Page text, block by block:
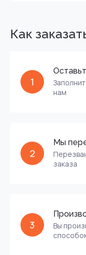
Как
1
нам
2
Мы
заказа
3
Вы